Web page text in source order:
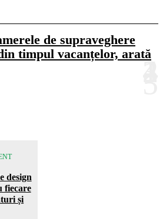
de supraveghere
timpul vacanțelor, arată